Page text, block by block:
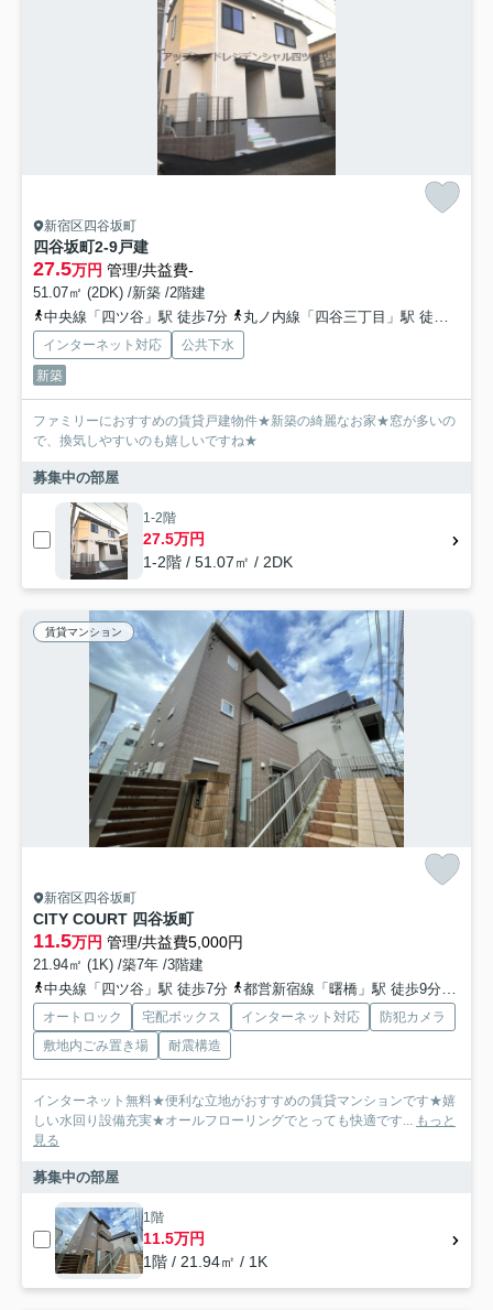
新宿区四谷坂町
四谷坂町2-9戸建
27.5万円 管理/共益費-
51.07㎡ (2DK) /新築 /2階建
中央線「四ツ谷」駅 徒歩7分
丸ノ内線「四谷三丁目」駅 徒歩13分
インターネット対応
公共下水
新築
ファミリーにおすすめの賃貸戸建物件★新築の綺麗なお家★窓が多いの
で、換気しやすいのも嬉しいですね★
募集中の部屋
1-2階
27.5万円
1-2階 / 51.07㎡ / 2DK
賃貸マンション
新宿区四谷坂町
CITY COURT 四谷坂町
11.5万円 管理/共益費5,000円
21.94㎡ (1K) /築7年 /3階建
中央線「四ツ谷」駅 徒歩7分
都営新宿線「曙橋」駅 徒歩9分
オートロック 宅配ボックス インターネット対応
防犯カメラ
敷地内ごみ置き場
耐震構造
インターネット無料★便利な立地がおすすめの賃貸マンションです★嬉
しい水回り設備充実★オールフローリングでとっても快適です... もっと
見る
募集中の部屋
1階
11.5万円
1階 / 21.94㎡ / 1K